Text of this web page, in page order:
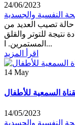
24/06/2023
النفسية والجسدية
حالة تصيب العديد من
نتيجة للتوتر والقلق
المستمرين. ا...
اقرأ المزيد
14 May
السمعية للأطفال
14/05/2023
النفسية والجسدية